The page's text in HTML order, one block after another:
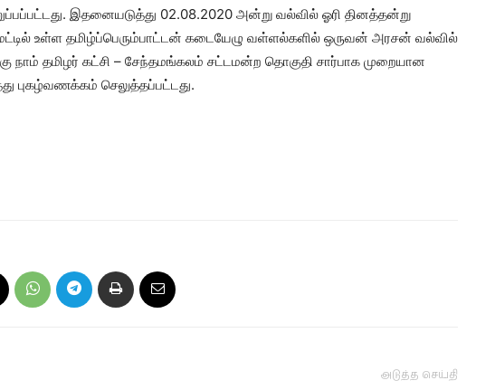
இதனையடுத்து 02.08.2020 அன்று வல்வில் ஓரி தினத்தன்று
உள்ள தமிழ்ப்பெரும்பாட்டன் கடையேழு வள்ளல்களில் ஒருவன் அரசன் வல்வில்
நாம் தமிழர் கட்சி – சேந்தமங்கலம் சட்டமன்ற தொகுதி சார்பாக முறையான
புகழ்வணக்கம் செலுத்தப்பட்டது.
அடுத்த செய்தி